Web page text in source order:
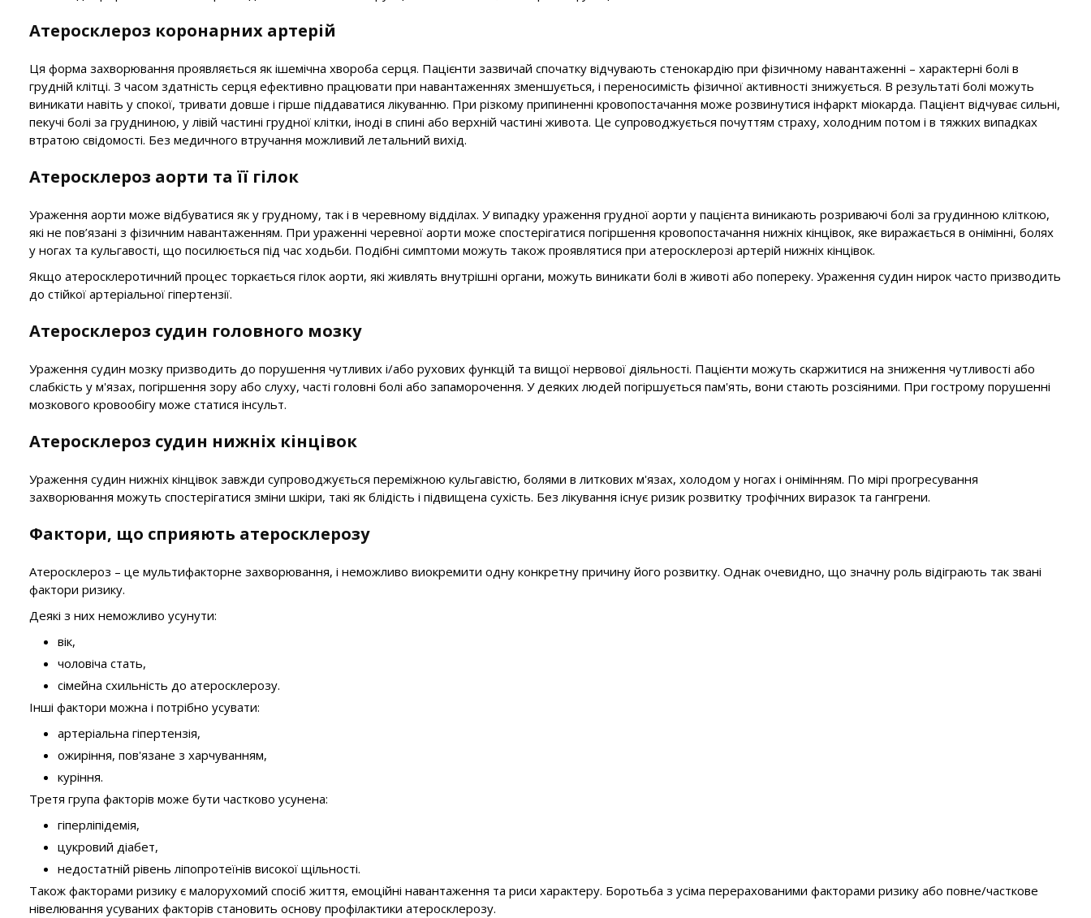
Атеросклероз коронарних артерій
Ця форма захворювання проявляється як ішемічна хвороба серця. Пацієнти зазвичай спочатку відчувають стенокардію при фізичному навантаженні – характерні болі в
грудній клітці. З часом здатність серця ефективно працювати при навантаженнях зменшується, і переносимість фізичної активності знижується. В результаті болі можуть
виникати навіть у спокої, тривати довше і гірше піддаватися лікуванню. При різкому припиненні кровопостачання може розвинутися інфаркт міокарда. Пацієнт відчуває сильні,
пекучі болі за грудниною, у лівій частині грудної клітки, іноді в спині або верхній частині живота. Це супроводжується почуттям страху, холодним потом і в тяжких випадках
втратою свідомості. Без медичного втручання можливий летальний вихід.
Атеросклероз аорти та її гілок
Ураження аорти може відбуватися як у грудному, так і в черевному відділах. У випадку ураження грудної аорти у пацієнта виникають розриваючі болі за грудинною кліткою,
які не пов’язані з фізичним навантаженням. При ураженні черевної аорти може спостерігатися погіршення кровопостачання нижніх кінцівок, яке виражається в онімінні, болях
у ногах та кульгавості, що посилюється під час ходьби. Подібні симптоми можуть також проявлятися при атеросклерозі артерій нижніх кінцівок.
Якщо атеросклеротичний процес торкається гілок аорти, які живлять внутрішні органи, можуть виникати болі в животі або попереку. Ураження судин нирок часто призводить
до стійкої артеріальної гіпертензії.
Атеросклероз судин головного мозку
Ураження судин мозку призводить до порушення чутливих і/або рухових функцій та вищої нервової діяльності. Пацієнти можуть скаржитися на зниження чутливості або
слабкість у м'язах, погіршення зору або слуху, часті головні болі або запаморочення. У деяких людей погіршується пам'ять, вони стають розсіяними. При гострому порушенні
мозкового кровообігу може статися інсульт.
Атеросклероз судин нижніх кінцівок
Ураження судин нижніх кінцівок завжди супроводжується переміжною кульгавістю, болями в литкових м'язах, холодом у ногах і онімінням. По мірі прогресування
захворювання можуть спостерігатися зміни шкіри, такі як блідість і підвищена сухість. Без лікування існує ризик розвитку трофічних виразок та гангрени.
Фактори, що сприяють атеросклерозу
Атеросклероз – це мультифакторне захворювання, і неможливо виокремити одну конкретну причину його розвитку. Однак очевидно, що значну роль відіграють так звані
фактори ризику.
Деякі з них неможливо усунути:
вік,
чоловіча стать,
сімейна схильність до атеросклерозу.
Інші фактори можна і потрібно усувати:
артеріальна гіпертензія,
ожиріння, пов'язане з харчуванням,
куріння.
Третя група факторів може бути частково усунена:
гіперліпідемія,
цукровий діабет,
недостатній рівень ліпопротеїнів високої щільності.
Також факторами ризику є малорухомий спосіб життя, емоційні навантаження та риси характеру. Боротьба з усіма перерахованими факторами ризику або повне/часткове
нівелювання усуваних факторів становить основу профілактики атеросклерозу.